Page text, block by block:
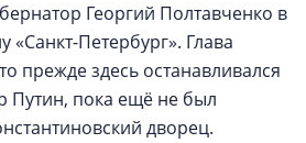
Георгий Полтавченко в
«Санкт-Петербург». Глава
прежде здесь останавливался
Путин, пока ещё не был
дворец.